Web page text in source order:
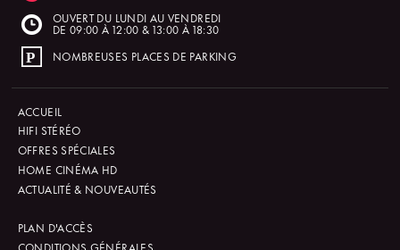
OUVERT DU LUNDI AU VENDREDI
DE 09:00 À 12:00 & 13:00 À 18:30
NOMBREUSES PLACES DE PARKING
ACCUEIL
HIFI STÉRÉO
OFFRES SPÉCIALES
HOME CINÉMA HD
ACTUALITÉ & NOUVEAUTÉS
PLAN D'ACCÈS